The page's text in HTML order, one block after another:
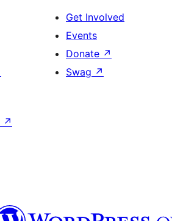
Get Involved
Events
Donate ↗
Swag ↗
↗